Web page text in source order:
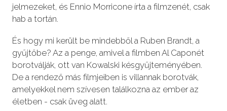
jelmezeket, és Ennio Morricone írta a filmzenét, csak
hab a tortán.
És hogy mi került be mindebből a Ruben Brandt, a
gyűjtőbe? Az a penge, amivel a filmben Al Caponét
borotválják, ott van Kowalski késgyűjteményében.
De a rendező más filmjeiben is villannak borotvák,
amelyekkel nem szívesen találkozna az ember az
életben - csak üveg alatt.